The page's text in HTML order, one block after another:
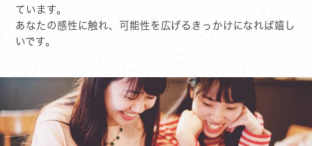
ています。
あなたの感性に触れ、可能性を広げるきっかけになれば嬉し
いです。